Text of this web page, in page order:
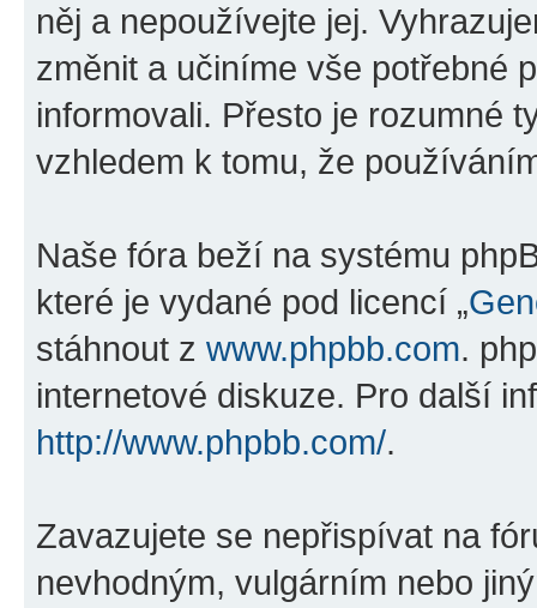
něj a nepoužívejte jej.
změnit a učiníme vše potřebné
informovali. Přesto je rozumné
vzhledem k tomu, že
Naše fóra beží na systému
které je vydané pod licencí „
stáhnout z www.phpbb.com.
internetové diskuze. Pro další
http://www.phpbb.com/.
Zavazujete se nepřispívat na
nevhodným, vulgárním nebo